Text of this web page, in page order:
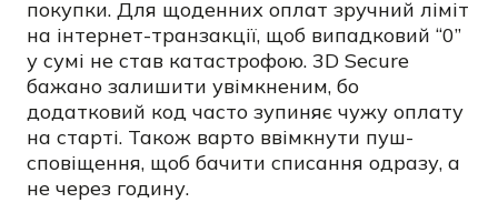
покупки. Для щоденних оплат зручний ліміт
на інтернет-транзакції, щоб випадковий “0”
у сумі не став катастрофою. 3D Secure
бажано залишити увімкненим, бо
додатковий код часто зупиняє чужу оплату
на старті. Також варто ввімкнути пуш-
сповіщення, щоб бачити списання одразу, а
не через годину.